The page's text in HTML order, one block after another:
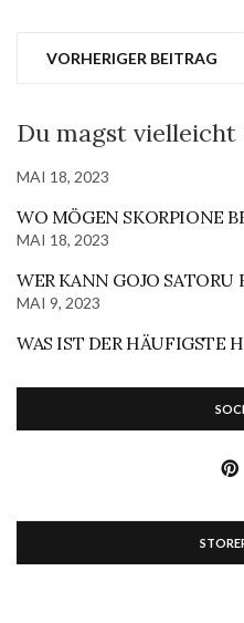
VORHERIGER BEITRAG
Du magst vielleicht
MAI 18, 2023
WO MÖGEN SKORPIONE
MAI 18, 2023
WER KANN GOJO SATORU
MAI 9, 2023
WAS IST DER HÄUFIGSTE